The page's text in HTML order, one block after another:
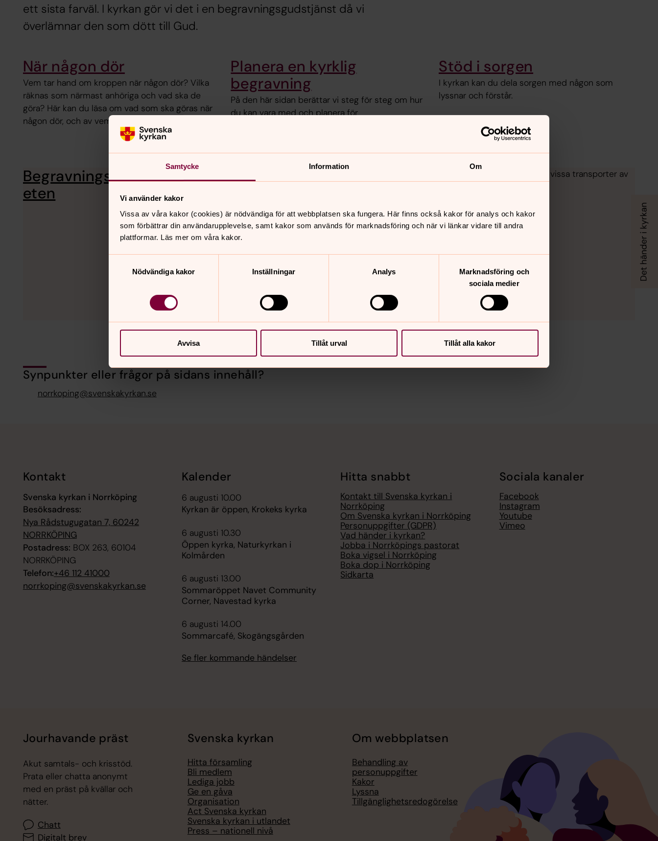
Samtycke Information Om
Vi använder kakor
Vissa av våra kakor (cookies) är nödvändiga för att webbplatsen ska fungera. Här finns också kakor för analys och kakor
som förbättrar din användarupplevelse, samt kakor som används för marknadsföring och när vi länkar vidare till andra
plattformar. Läs mer om våra kakor.
Nödvändiga kakor
Inställningar Analys
Marknadsföring och
sociala medier
Avvisa Tillåt urval Tillåt alla kakor
ett sista farväl. I kyrkan gör vi det i en begravningsgudstjänst då vi
överlämnar den som dött till Gud.
När någon dör
Vem tar hand om kroppen när någon dör? Vilka
räknas som närmast anhöriga och vad ska de
göra? Här kan du läsa om vad som ska göras när
någon dör, och av vem.
Planera en kyrklig
begravning
På den här sidan berättar vi steg för steg om hur
du kan vara med och planera för
Stöd i sorgen
I kyrkan kan du dela sorgen med någon som
lyssnar och förstår.
Begravningsverksamh
eten
Begravningsverksamhet kallas det arbete som omfattar begravningsplatser med gravplatser, vissa transporter av
Synpunkter eller frågor på sidans innehåll?
norrkoping@svenskakyrkan.se
Kontakt
Svenska kyrkan i Norrköping
Besöksadress:
Nya Rådstugugatan 7, 60242
NORRKÖPING
Postadress: BOX 263, 60104
NORRKÖPING
Telefon:+46 112 41000
norrkoping@svenskakyrkan.se
Kalender
6 augusti 10.00
Kyrkan är öppen, Krokeks kyrka
6 augusti 10.30
Öppen kyrka, Naturkyrkan i
Kolmården
6 augusti 13.00
Sommaröppet Navet Community
Corner, Navestad kyrka
6 augusti 14.00
Sommarcafé, Skogängsgården
Se fler kommande händelser
Hitta snabbt
Kontakt till Svenska kyrkan i
Norrköping
Om Svenska kyrkan i Norrköping
Personuppgifter (GDPR)
Vad händer i kyrkan?
Jobba i Norrköpings pastorat
Boka vigsel i Norrköping
Boka dop i Norrköping
Sidkarta
Sociala kanaler
Facebook
Instagram
Youtube
Vimeo
Jourhavande präst
Akut samtals- och krisstöd.
Prata eller chatta anonymt
med en präst på kvällar och
nätter.
Chatt
Digitalt brev
Svenska kyrkan
Hitta församling
Bli medlem
Lediga jobb
Ge en gåva
Organisation
Act Svenska kyrkan
Svenska kyrkan i utlandet
Press – nationell nivå
Om webbplatsen
Behandling av
personuppgifter
Kakor
Lyssna
Tillgänglighetsredogörelse